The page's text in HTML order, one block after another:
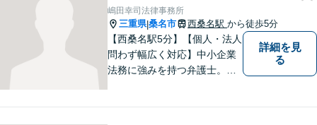
嶋田幸司法律事務所
三重県|桑名市 西桑名駅 から徒歩5分
【西桑名駅5分】【個人・法人
問わず幅広く対応】中小企業
法務に強みを持つ弁護士。個
詳細を見
る